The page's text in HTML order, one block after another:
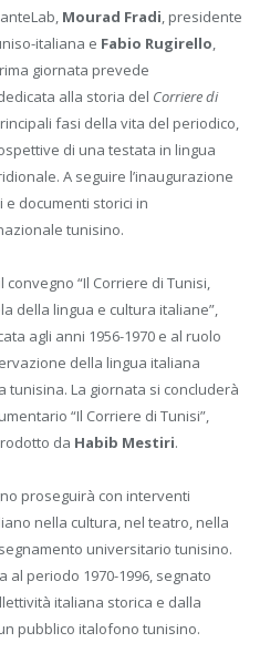
Mourad Fradi , presidente
italiana e Fabio Rugirello
giornata prevede
alla storia del Corriere di
fasi della vita del periodico,
di una testata in lingua
A seguire l’inaugurazione
documenti storici in
tunisino.
convegno “Il Corriere di Tunisi,
della lingua e cultura italiane”,
agli anni 1956-1970 e al ruolo
della lingua italiana
tunisina. La giornata si concluderà
“Il Corriere di Tunisi”,
da Habib Mestiri.
proseguirà con interventi
nella cultura, nel teatro, nella
universitario tunisino.
periodo 1970-1996, segnato
italiana storica e dalla
pubblico italofono tunisino.